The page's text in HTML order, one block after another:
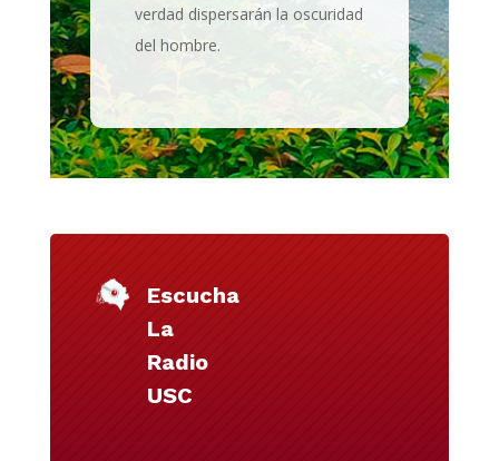
verdad dispersarán la oscuridad
del hombre.
Escucha
La
Radio
USC